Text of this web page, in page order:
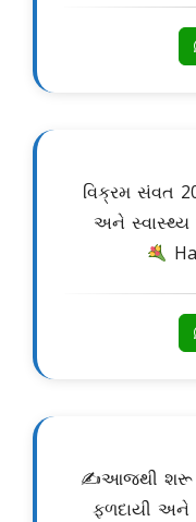
વિક્રમ સંવત
અને સ્વાસ્થ્ય
✍આજથી શરૂ
ફળદાયી અને